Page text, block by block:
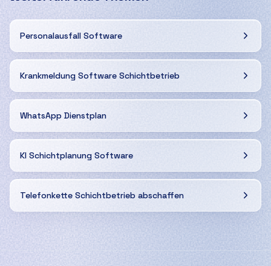
Personalausfall Software
Krankmeldung Software Schichtbetrieb
WhatsApp Dienstplan
KI Schichtplanung Software
Telefonkette Schichtbetrieb abschaffen